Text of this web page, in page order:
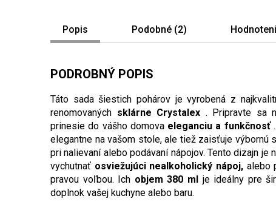
Popis Podobné (2)
PODROBNÝ POPIS
Táto sada šiestich pohárov je vyrobená z
renomovaných sklárne Crystalex . Pripravte sa
prinesie do vášho domova eleganciu a funkčnosť.
elegantne na vašom stole, ale tiež zaisťuje výbornú
pri nalievaní alebo podávaní nápojov. Tento dizajn
vychutnať osviežujúci nealkoholický nápoj, alebo
pravou voľbou. Ich objem 380 ml
je ideálny pre
doplnok vašej kuchyne alebo baru.